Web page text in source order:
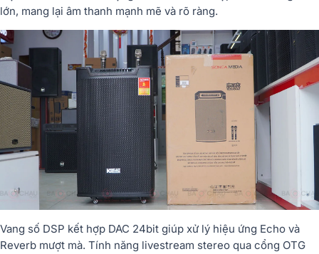
lớn, mang lại âm thanh mạnh mẽ và rõ ràng.
Vang số DSP kết hợp DAC 24bit giúp xử lý hiệu ứng Echo và
Reverb mượt mà. Tính năng livestream stereo qua cổng OTG